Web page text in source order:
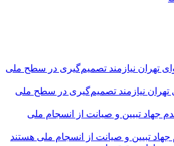
نیازمند تصمیم‌گیری در سطح ملی
تبیین و صیانت از انسجام ملی هستند